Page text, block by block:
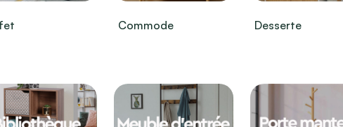
Commode Desserte